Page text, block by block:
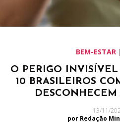
BEM-ESTAR
O PERIGO
10 BRASILEIROS
13/11/
por Redação